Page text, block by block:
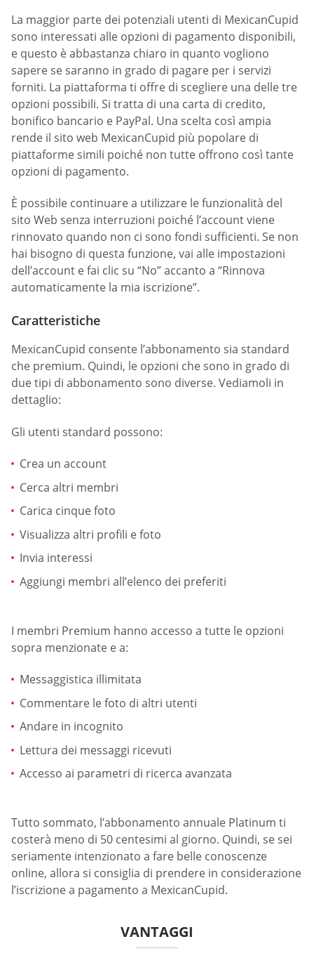
La maggior parte dei potenziali utenti di MexicanCupid
sono interessati alle opzioni di pagamento disponibili,
e questo è abbastanza chiaro in quanto vogliono
sapere se saranno in grado di pagare per i servizi
forniti. La piattaforma ti offre di scegliere una delle tre
opzioni possibili. Si tratta di una carta di credito,
bonifico bancario e PayPal. Una scelta così ampia
rende il sito web MexicanCupid più popolare di
piattaforme simili poiché non tutte offrono così tante
opzioni di pagamento.
È possibile continuare a utilizzare le funzionalità del
sito Web senza interruzioni poiché l’account viene
rinnovato quando non ci sono fondi sufficienti. Se non
hai bisogno di questa funzione, vai alle impostazioni
dell’account e fai clic su “No” accanto a “Rinnova
automaticamente la mia iscrizione”.
Caratteristiche
MexicanCupid consente l’abbonamento sia standard
che premium. Quindi, le opzioni che sono in grado di
due tipi di abbonamento sono diverse. Vediamoli in
dettaglio:
Gli utenti standard possono:
Crea un account
Cerca altri membri
Carica cinque foto
Visualizza altri profili e foto
Invia interessi
Aggiungi membri all’elenco dei preferiti
I membri Premium hanno accesso a tutte le opzioni
sopra menzionate e a:
Messaggistica illimitata
Commentare le foto di altri utenti
Andare in incognito
Lettura dei messaggi ricevuti
Accesso ai parametri di ricerca avanzata
Tutto sommato, l’abbonamento annuale Platinum ti
costerà meno di 50 centesimi al giorno. Quindi, se sei
seriamente intenzionato a fare belle conoscenze
online, allora si consiglia di prendere in considerazione
l’iscrizione a pagamento a MexicanCupid.
VANTAGGI